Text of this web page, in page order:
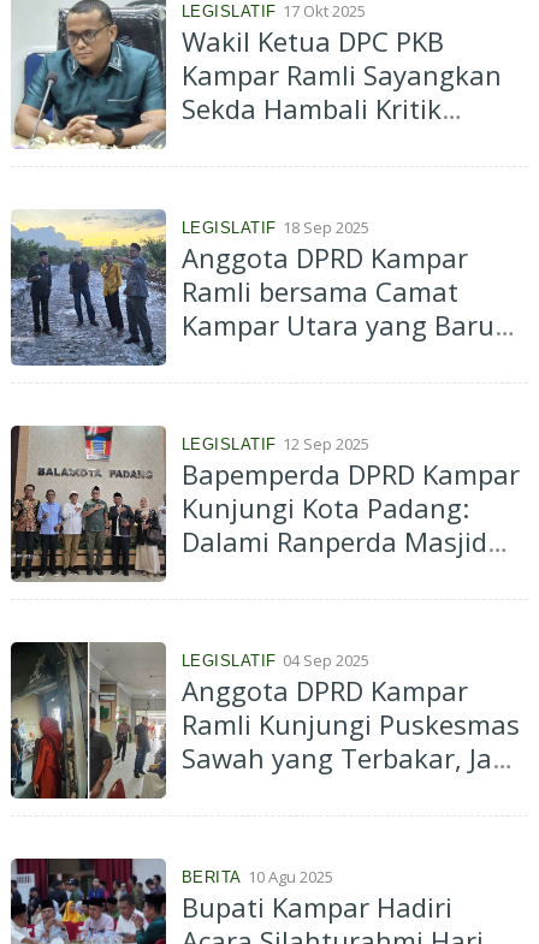
LEGISLATIF 17 Okt 2025
Wakil Ketua DPC PKB
Kampar Ramli Sayangkan
Sekda Hambali Kritik
LEGISLATIF 18 Sep 2025
Anggota DPRD Kampar
Ramli bersama Camat
Kampar Utara yang Baru
Pembukaan Jalan Lingkar
LEGISLATIF 12 Sep 2025
Bapemperda DPRD Kampar
Kunjungi Kota Padang:
Dalami Ranperda Masjid
LEGISLATIF 04 Sep 2025
Anggota DPRD Kampar
Ramli Kunjungi Puskesmas
Sawah yang Terbakar, Janji
BERITA 10 Agu 2025
Bupati Kampar Hadiri